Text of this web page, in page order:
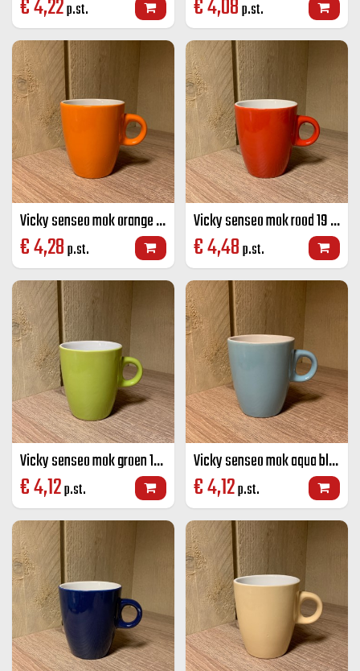
€4,22p.st. €4,08p.st.
Vicky senseo mok orange 19 CL
€4,28p.st.
Vicky senseo mok rood 19 CL
€4,48p.st.
Vicky senseo mok groen 19 CL
€4,12p.st.
Vicky senseo mok aqua blauw 19 CL
€4,12p.st.